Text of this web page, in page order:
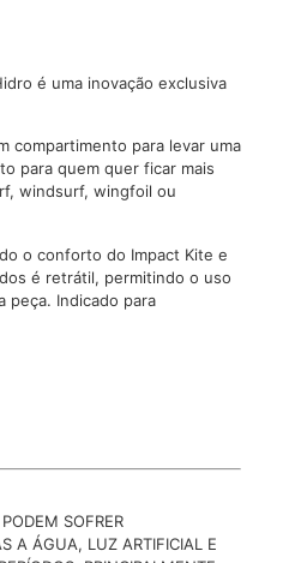
é uma inovação exclusiva
compartimento para levar uma
para quem quer ficar mais
windsurf, wingfoil ou
o conforto do Impact Kite e
é retrátil, permitindo o uso
peça. Indicado para
SOFRER
A ÁGUA, LUZ ARTIFICIAL E